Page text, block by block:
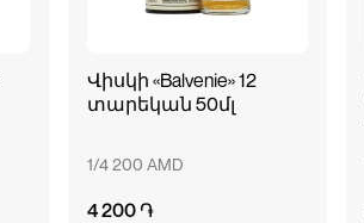
Վիսկի «Balvenie» 12
տարեկան 50մլ
1/4 200 AMD
4 200 ֏